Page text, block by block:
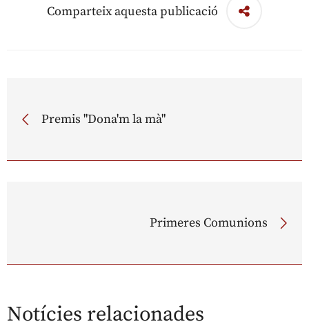
Comparteix aquesta publicació
Premis "Dona'm la mà"
Primeres Comunions
Notícies relacionades